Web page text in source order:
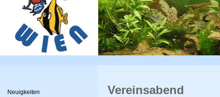
Neuigkeiten Vereinsabend